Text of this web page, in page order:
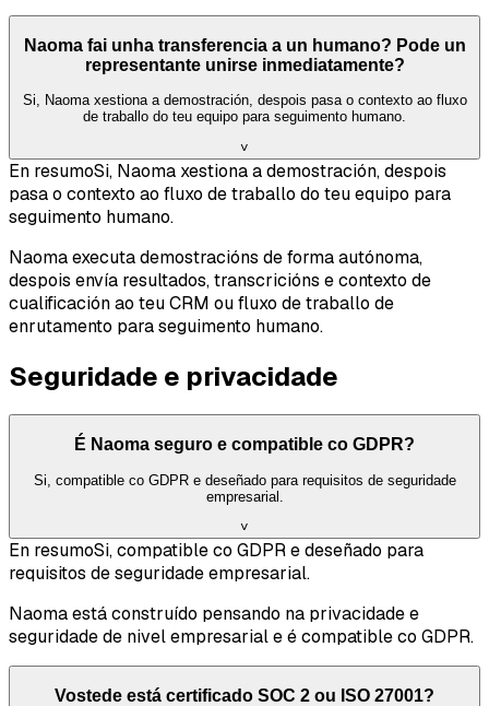
Naoma fai unha transferencia a un humano? Pode un
representante unirse inmediatamente?
Si, Naoma xestiona a demostración, despois pasa o contexto ao fluxo
de traballo do teu equipo para seguimento humano.
˅
En resumoSi, Naoma xestiona a demostración, despois
pasa o contexto ao fluxo de traballo do teu equipo para
seguimento humano.
Naoma executa demostracións de forma autónoma,
despois envía resultados, transcricións e contexto de
cualificación ao teu CRM ou fluxo de traballo de
enrutamento para seguimento humano.
Seguridade e privacidade
É Naoma seguro e compatible co GDPR?
Si, compatible co GDPR e deseñado para requisitos de seguridade
empresarial.
˅
En resumoSi, compatible co GDPR e deseñado para
requisitos de seguridade empresarial.
Naoma está construído pensando na privacidade e
seguridade de nivel empresarial e é compatible co GDPR.
Vostede está certificado SOC 2 ou ISO 27001?